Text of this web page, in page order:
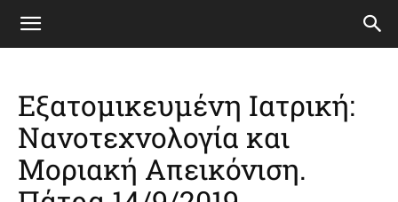
Εξατομικευμένη Ιατρική:
Νανοτεχνολογία και
Μοριακή Απεικόνιση.